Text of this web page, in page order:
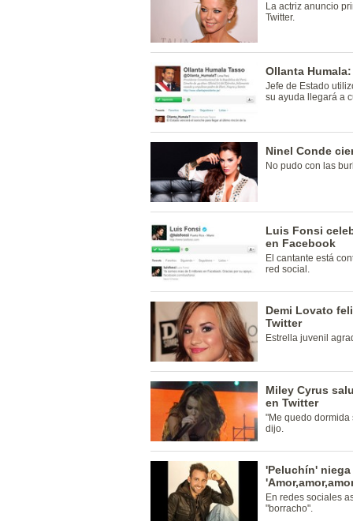
La actriz anuncio
Twitter.
Ollanta
Jefe de Estado
su ayuda llegará a
Ninel Conde
No pudo con las
Luis Fonsi
en Facebook
El cantante está
red social.
Demi Lovato
Twitter
Estrella juvenil
Miley Cyrus
en Twitter
"Me quedo dormida
dijo.
'Peluchín'
En redes sociales
"borracho".